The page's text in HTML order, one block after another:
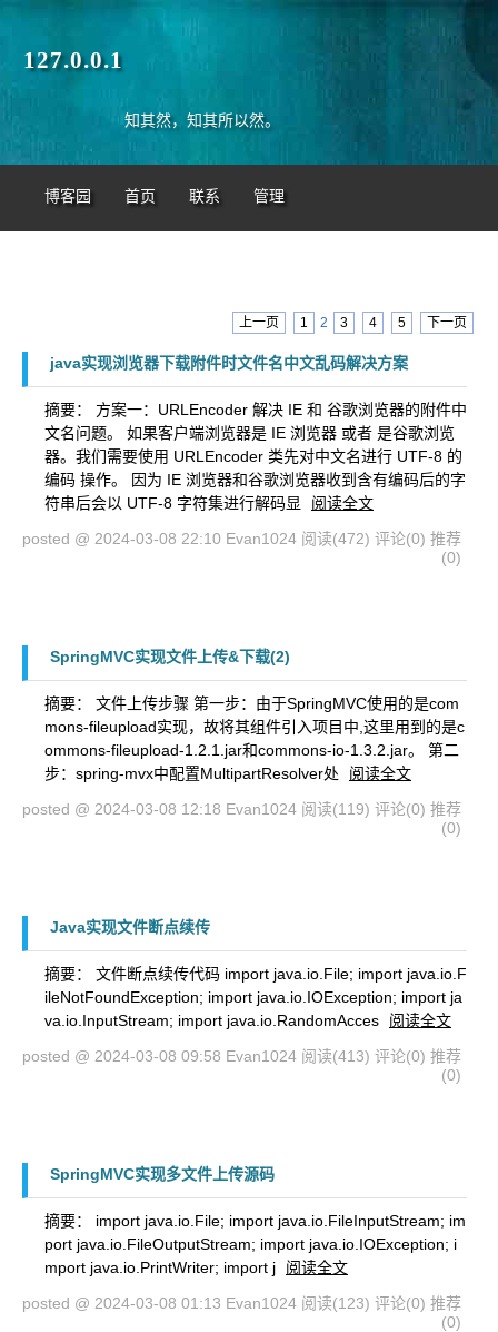
127.0.0.1
知其然，知其所以然。
博客园 首页 联系 管理
上一页 1 2 3 4 5 下一页
java实现浏览器下载附件时文件名中文乱码解决方案
摘要： 方案一：URLEncoder 解决 IE 和 谷歌浏览器的附件中
文名问题。 如果客户端浏览器是 IE 浏览器 或者 是谷歌浏览
器。我们需要使用 URLEncoder 类先对中文名进行 UTF-8 的
编码 操作。 因为 IE 浏览器和谷歌浏览器收到含有编码后的字
符串后会以 UTF-8 字符集进行解码显
阅读全文
posted @ 2024-03-08 22:10 Evan1024 阅读(472) 评论(0) 推荐
(0)
SpringMVC实现文件上传&下载(2)
摘要： 文件上传步骤 第一步：由于SpringMVC使用的是com
mons-fileupload实现，故将其组件引入项目中,这里用到的是c
ommons-fileupload-1.2.1.jar和commons-io-1.3.2.jar。 第二
步：spring-mvx中配置MultipartResolver处
阅读全文
posted @ 2024-03-08 12:18 Evan1024 阅读(119) 评论(0) 推荐
(0)
Java实现文件断点续传
摘要： 文件断点续传代码 import java.io.File; import java.io.F
ileNotFoundException; import java.io.IOException; import ja
va.io.InputStream; import java.io.RandomAcces
阅读全文
posted @ 2024-03-08 09:58 Evan1024 阅读(413) 评论(0) 推荐
(0)
SpringMVC实现多文件上传源码
摘要： import java.io.File; import java.io.FileInputStream; im
port java.io.FileOutputStream; import java.io.IOException; i
mport java.io.PrintWriter; import j
阅读全文
posted @ 2024-03-08 01:13 Evan1024 阅读(123) 评论(0) 推荐
(0)